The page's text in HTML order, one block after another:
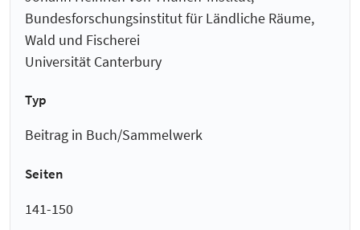
Bundesforschungsinstitut für Ländliche Räume,
Wald und Fischerei
Universität Canterbury
Typ
Beitrag in Buch/Sammelwerk
Seiten
141-150